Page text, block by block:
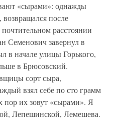
«сырами»: однажды
возвращался после
расстоянии
Семенович завернул в
в начале улицы Горького,
в Брюсовский.
сорт сыра,
взял себе по сто грамм
их зовут «сырами». Я
Лепешинской, Лемешева.